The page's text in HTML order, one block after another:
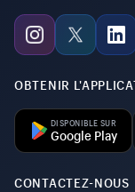
OBTENIR
DISPONIBLE SUR
Google Play
CONTACTEZ-NOUS